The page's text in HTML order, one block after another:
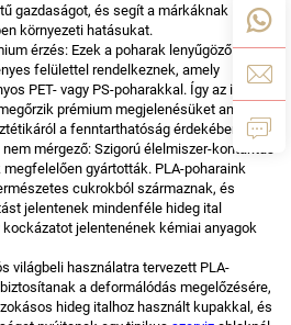
gazdaságot, és segít a márkáknak
környezeti hatásukat.
érzés: Ezek a poharak lenyűgöző
felülettel rendelkeznek, amely
PET- vagy PS-poharakkal. Így az italok
prémium megjelenésüket anélkül,
a fenntarthatóság érdekében.
mérgező: Szigorú élelmiszer-kontaktus
gyártották. PLA-poharaink
cukrokból származnak, és
jelentenek mindenféle hideg ital
jelentenének kémiai anyagok
világbeli használatra tervezett PLA-
a deformálódás megelőzésére,
hideg italhoz használt kupakkal, és